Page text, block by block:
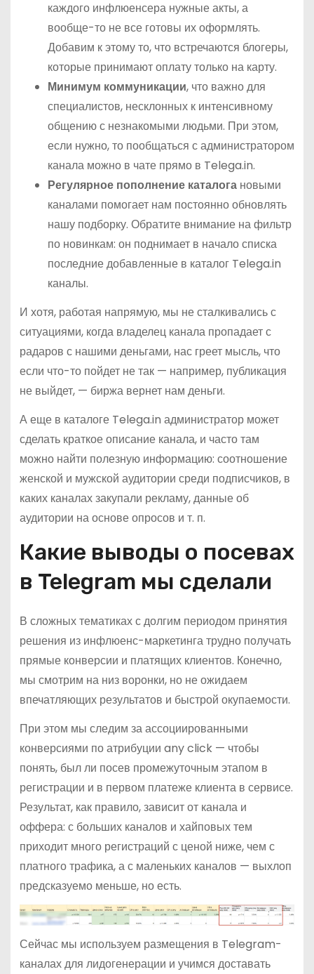
каждого инфлюенсера нужные акты, а
вообще-то не все готовы их оформлять.
Добавим к этому то, что встречаются блогеры,
которые принимают оплату только на карту.
Минимум коммуникации, что важно для
специалистов, несклонных к интенсивному
общению с незнакомыми людьми. При этом,
если нужно, то пообщаться с администратором
канала можно в чате прямо в Telega.in.
Регулярное пополнение каталогановыми
каналами помогает нам постоянно обновлять
нашу подборку. Обратите внимание на фильтр
по новинкам: он поднимает в начало списка
последние добавленные в каталог Telega.in
каналы.
И хотя, работая напрямую, мы не сталкивались с
ситуациями, когда владелец канала пропадает с
радаров с нашими деньгами, нас греет мысль, что
если что-то пойдет не так — например, публикация
не выйдет, — биржа вернет нам деньги.
А еще в каталоге Telega.in администратор может
сделать краткое описание канала, и часто там
можно найти полезную информацию: соотношение
женской и мужской аудитории среди подписчиков, в
каких каналах закупали рекламу, данные об
аудитории на основе опросов и т. п.
Какие выводы о посевах
в Telegram мы сделали
В сложных тематиках с долгим периодом принятия
решения из инфлюенс-маркетинга трудно получать
прямые конверсии и платящих клиентов. Конечно,
мы смотрим на низ воронки, но не ожидаем
впечатляющих результатов и быстрой окупаемости.
При этом мы следим за ассоциированными
конверсиями по атрибуции any click — чтобы
понять, был ли посев промежуточным этапом в
регистрации и в первом платеже клиента в сервисе.
Результат, как правило, зависит от канала и
оффера: с больших каналов и хайповых тем
приходит много регистраций с ценой ниже, чем с
платного трафика, а с маленьких каналов — выхлоп
предсказуемо меньше, но есть.
Сейчас мы используем размещения в Telegram-
каналах для лидогенерации и учимся доставать